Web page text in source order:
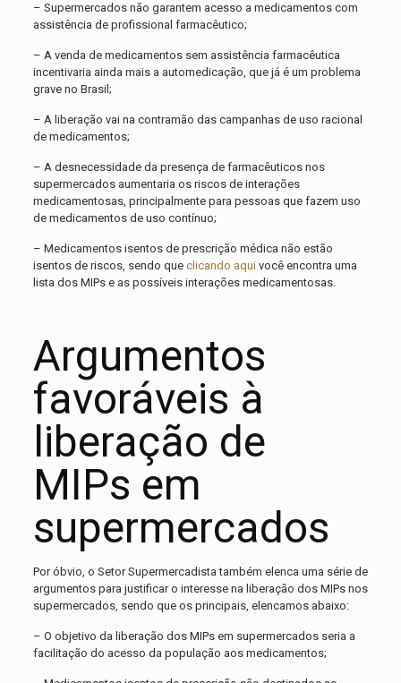
– Supermercados não garantem acesso a medicamentos com
assistência de profissional farmacêutico;
– A venda de medicamentos sem assistência farmacêutica
incentivaria ainda mais a automedicação, que já é um problema
grave no Brasil;
– A liberação vai na contramão das campanhas de uso racional
de medicamentos;
– A desnecessidade da presença de farmacêuticos nos
supermercados aumentaria os riscos de interações
medicamentosas, principalmente para pessoas que fazem uso
de medicamentos de uso contínuo;
– Medicamentos isentos de prescrição médica não estão
isentos de riscos, sendo que clicando aquivocê encontra uma
lista dos MIPs e as possíveis interações medicamentosas.
Argumentos
favoráveis à
liberação de
MIPs em
supermercados
Por óbvio, o Setor Supermercadista também elenca uma série de
argumentos para justificar o interesse na liberação dos MIPs nos
supermercados, sendo que os principais, elencamos abaixo:
– O objetivo da liberação dos MIPs em supermercados seria a
facilitação do acesso da população aos medicamentos;